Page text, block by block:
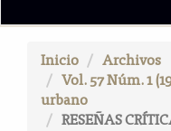
n
c
a
Inicio
Archivos
Vol. 57 Núm. 1
urbano
RESEÑAS